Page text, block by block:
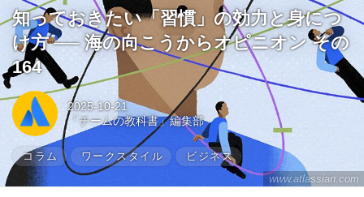
www.atlassian.com
知っておきたい「習慣」の効力と身につ
け方 ── 海の向こうからオピニオン その
164
2025-10-21
「チームの教科書」編集部
コラム ワークスタイル ビジネス